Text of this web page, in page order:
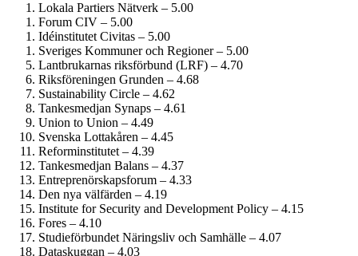
Lokala Partiers Nätverk – 5.00
Forum CIV – 5.00
Idéinstitutet Civitas – 5.00
Sveriges Kommuner och Regioner – 5.00
Lantbrukarnas riksförbund (LRF) – 4.70
Riksföreningen Grunden – 4.68
Sustainability Circle – 4.62
Tankesmedjan Synaps – 4.61
Union to Union – 4.49
Svenska Lottakåren – 4.45
Reform­institutet – 4.39
Tankesmedjan Balans – 4.37
Entreprenörskaps­forum – 4.33
Den nya välfärden – 4.19
Institute for Security and Development Policy – 4.15
Fores – 4.10
Studie­förbundet Näringsliv och Samhälle – 4.07
Dataskuggan – 4.03